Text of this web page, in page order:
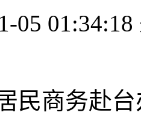
05 01:34:18
民商务赴